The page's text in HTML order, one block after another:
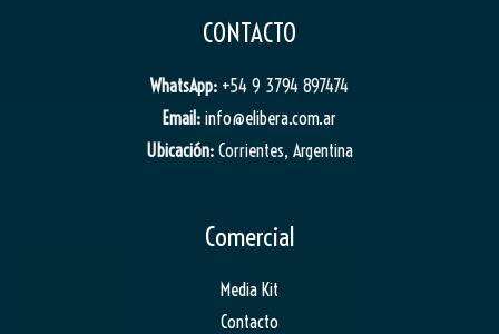
CONTACTO
WhatsApp: +54 9 3794 897474
Email: info@elibera.com.ar
Ubicación: Corrientes, Argentina
Comercial
Media Kit
Contacto